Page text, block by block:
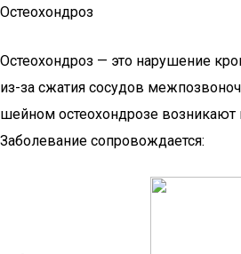
Остеохондроз
Остеохондроз — это нарушение
из-за сжатия сосудов
шейном остеохондрозе возникают
Заболевание сопровождается: